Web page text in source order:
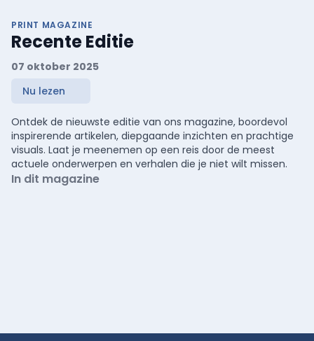
PRINT MAGAZINE
Recente Editie
07 oktober 2025
Nu lezen
Ontdek de nieuwste editie van ons magazine, boordevol
inspirerende artikelen, diepgaande inzichten en prachtige
visuals. Laat je meenemen op een reis door de meest
actuele onderwerpen en verhalen die je niet wilt missen.
In dit magazine